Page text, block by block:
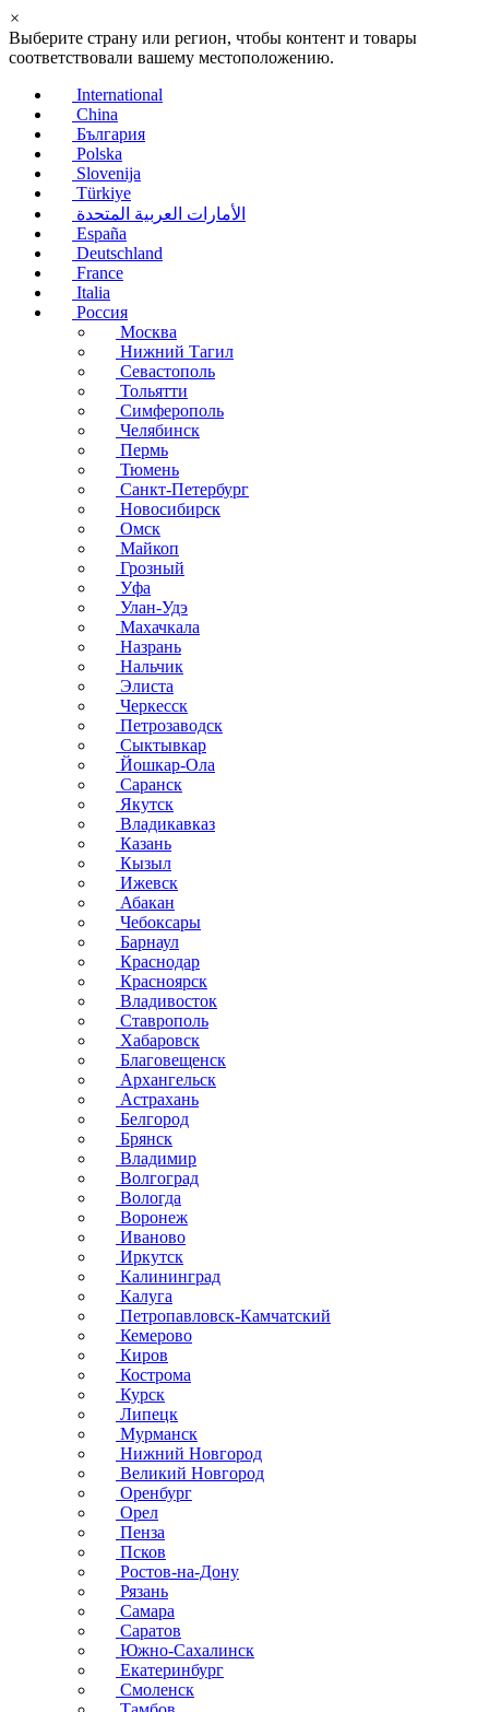
×
Выберите страну или регион, чтобы контент и товары
соответствовали вашему местоположению.
International
China
България
Polska
Slovenija
Türkiye
الأمارات العربية المتحدة
España
Deutschland
France
Italia
Россия
Москва
Нижний Тагил
Севастополь
Тольятти
Симферополь
Челябинск
Пермь
Тюмень
Санкт-Петербург
Новосибирск
Омск
Майкоп
Грозный
Уфа
Улан-Удэ
Махачкала
Назрань
Нальчик
Элиста
Черкесск
Петрозаводск
Сыктывкар
Йошкар-Ола
Саранск
Якутск
Владикавказ
Казань
Кызыл
Ижевск
Абакан
Чебоксары
Барнаул
Краснодар
Красноярск
Владивосток
Ставрополь
Хабаровск
Благовещенск
Архангельск
Астрахань
Белгород
Брянск
Владимир
Волгоград
Вологда
Воронеж
Иваново
Иркутск
Калининград
Калуга
Петропавловск-Камчатский
Кемерово
Киров
Кострома
Курск
Липецк
Мурманск
Нижний Новгород
Великий Новгород
Оренбург
Орел
Пенза
Псков
Ростов-на-Дону
Рязань
Самара
Саратов
Южно-Сахалинск
Екатеринбург
Смоленск